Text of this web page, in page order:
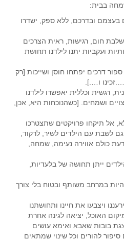
בבית:
בעצמם ובדרכם, ללא ספק, ישדרו
חום, רגישות, ראית הצרכים
ועקביות יתנו לילדנו תחושת
דרכים יפתחו חוסן ושייכות [רק
ו….].
רגשית וכללית יאפשרו לילדנו
ושמחים. [כשהנוכחות היא, אכן,
אל תיקחו פרויקטים שתצטרכו
לשבת עם הילדים לשיר, לרקוד,
כולם אווירה נעימה, שמחה,
ייתן תחושה של בלעדיות,
במרחב משותף ובטוח בלי צורך
ויצבעו את חיינו ותחושתנו
האוכל, יציאה לגינה אחרת
בובות שאבא ואימא עושים
להורים וכל שינוי שמתאים